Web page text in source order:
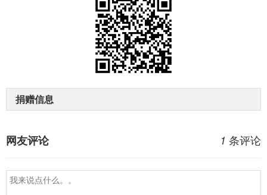
捐赠信息
1 条评论
网友评论